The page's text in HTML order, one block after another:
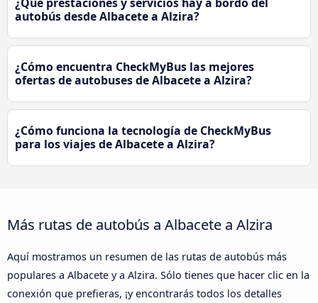
autobús desde Albacete a Alzira?
¿Cómo encuentra CheckMyBus las mejores
ofertas de autobuses de Albacete a Alzira?
¿Cómo funciona la tecnología de CheckMyBus
para los viajes de Albacete a Alzira?
Más rutas de autobús a Albacete a Alzira
Aquí mostramos un resumen de las rutas de autobús más
populares a Albacete y a Alzira. Sólo tienes que hacer clic en la
conexión que prefieras, ¡y encontrarás todos los detalles